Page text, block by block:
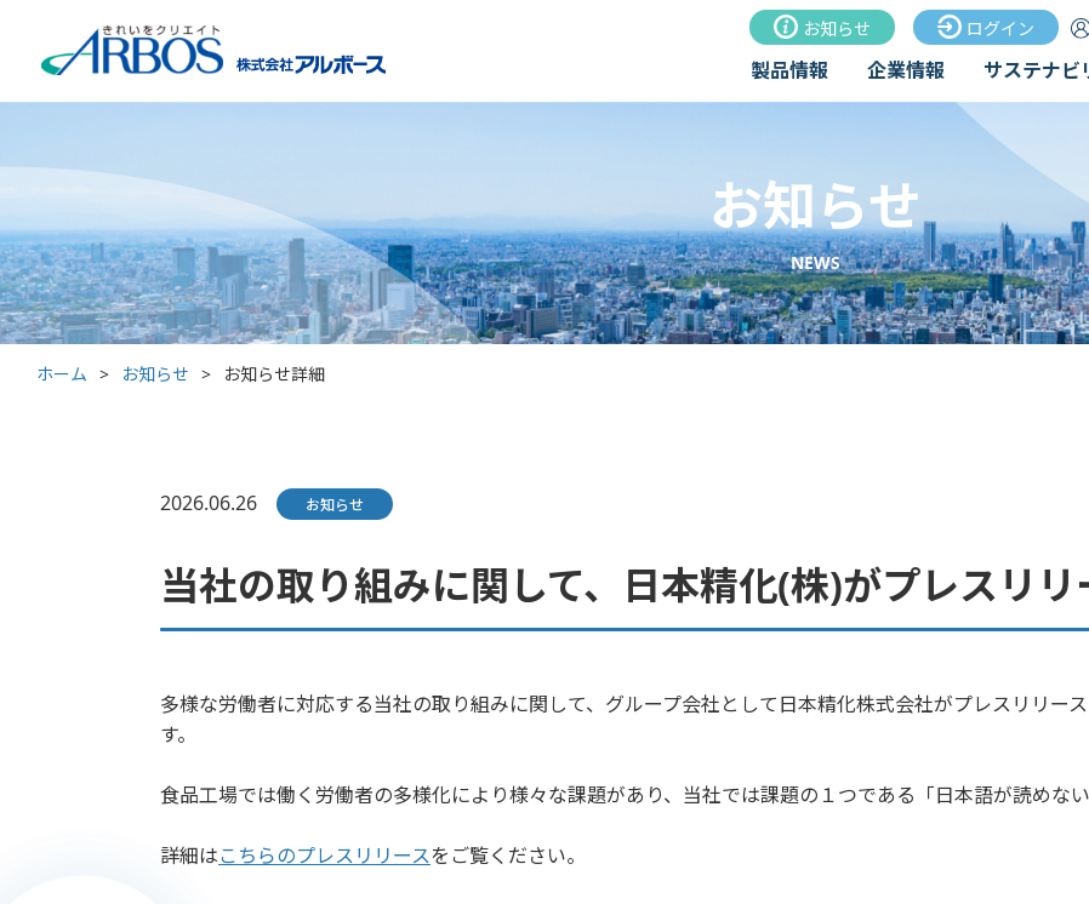
お知らせ ログイン
製品情報 企業情報 サステナビ
お知らせ
NEWS
ホーム > お知らせ > お知らせ詳細
2026.06.26 お知らせ
当社の取り組みに関して、日本精化(株)がプレスリ
多様な労働者に対応する当社の取り組みに関して、グループ会社として日本精化株式会社がプレスリリー
す。
食品工場では働く労働者の多様化により様々な課題があり、当社では課題の１つである「日本語が読めな
詳細はこちらのプレスリリースをご覧ください。